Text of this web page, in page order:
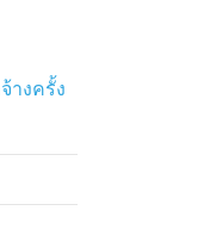
างครั้ง